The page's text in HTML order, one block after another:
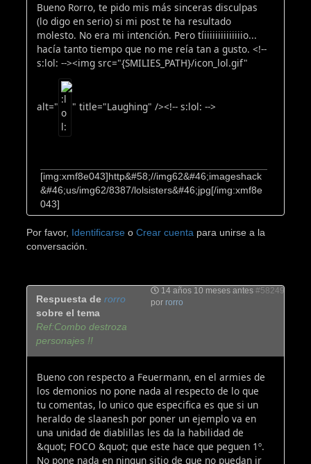
Bueno Rorro, te pido mis más sinceras disculpas
(lo digo en serio) si mi post te ha resultado
molesto. No era mi intención. Pero tíiiiiiiiiiiiiiio...
hacía tanto tiempo que no me reía tan a gusto. <!--
s:lol: --><img src="{SMILIES_PATH}/icon_lol.gif"
alt=" " title="Laughing" /><!-- s:lol: -->
[img:xmf8e043]http&#58;//img62&#46;imageshack
&#46;us/img62/8387/lolsisters&#46;jpg[/img:xmf8e
043]
Por favor, Identificarse oCrear cuenta para unirse a la
conversación.
14 años 10 meses antes #58249
por rorro
Respuesta derorro
sobre el tema
Ref:Combo destroza
personajes !!
Bueno con respecto a Feuermann, en el armies de
los demonios no pone nada al respecto de lo que
tu comentas, lo unico que especifica es que si un
heraldo de slaanesh por poner un ejemplo va en
una unidad de diablillas les da la habilidad de
&quot; FOCO &quot; que este hace que peguen 1º.
No pone nada en ningun sitio de que no puedan ir